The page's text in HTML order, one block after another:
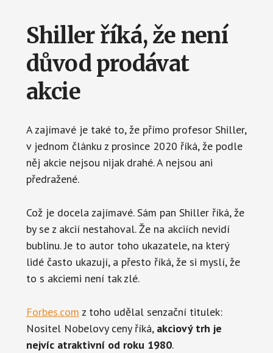
Shiller říká, že není
důvod prodávat
akcie
A zajímavé je také to, že přímo profesor Shiller,
v jednom článku z prosince 2020 říká, že podle
něj akcie nejsou nijak drahé. A nejsou ani
předražené.
Což je docela zajímavé. Sám pan Shiller říká, že
by se z akcií nestahoval. Že na akciích nevidí
bublinu. Je to autor toho ukazatele, na který
lidé často ukazují, a přesto říká, že si myslí, že
to s akciemi není tak zlé.
Forbes.com z toho udělal senzační titulek:
Nositel Nobelovy ceny říká, akciový trh je
nejvíc atraktivní od roku 1980.